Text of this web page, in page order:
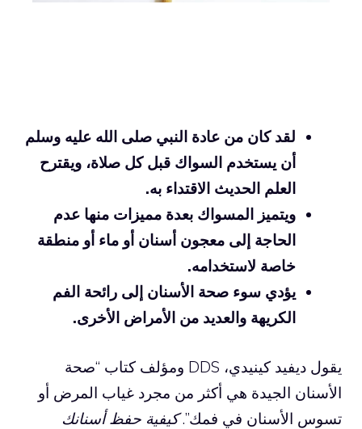
لقد كان من عادة النبي صلى الله عليه وسلم
أن يستخدم السواك قبل كل صلاة، ويقترح
العلم الحديث الاقتداء به.
ويتميز المسواك بعدة مميزات منها عدم
الحاجة إلى معجون أسنان أو ماء أو منطقة
خاصة لاستخدامه.
يؤدي سوء صحة الأسنان إلى رائحة الفم
الكريهة والعديد من الأمراض الأخرى.
يقول ديفيد كينيدي، DDS ومؤلف كتاب “صحة
الأسنان الجيدة هي أكثر من مجرد غياب المرض أو
تسوس الأسنان في فمك”.كيفية حفظ أسنانك